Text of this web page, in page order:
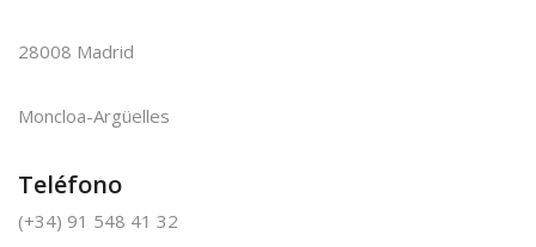
28008 Madrid
Moncloa-Argüelles
Teléfono
(+34) 91 548 41 32